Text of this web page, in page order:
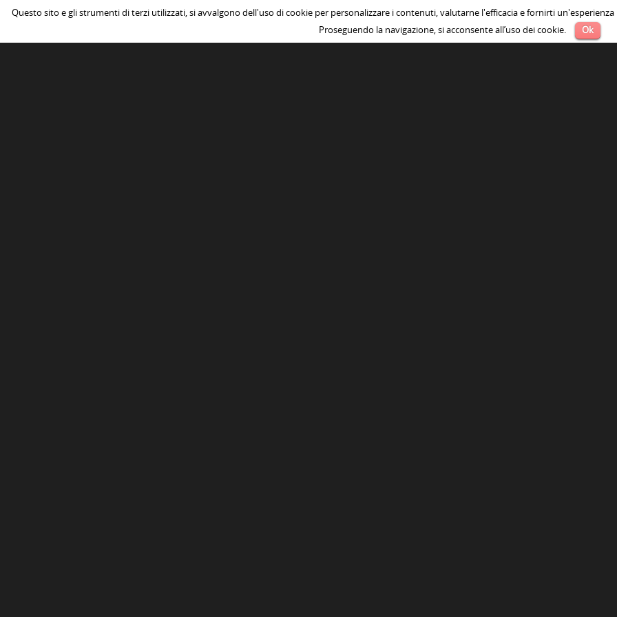
ritaglio, uno scorcio di incontri più
complessi, necessari. Fabio Testoni, il
grande chitarrista bolognese degli
Questo sito e gli strumenti di terzi utilizzati, si avvalgono dell'uso di cookie per personalizzare i contenuti, valutarne l'efficacia e fornirti un'esperienza
Proseguendo la navigazione, si acconsente all’uso dei cookie.
Ok